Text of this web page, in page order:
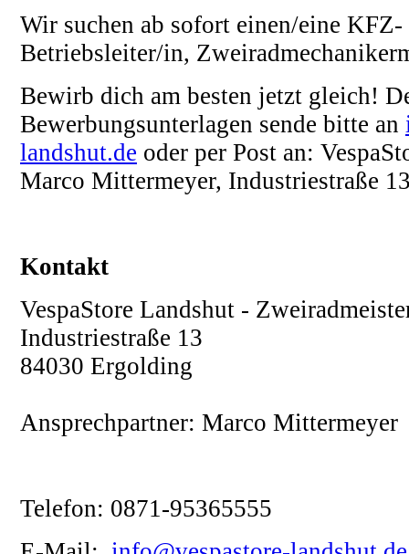
Wir suchen ab sofort einen/eine
Betriebsleiter/in,
Bewirb dich am besten jetzt gleich!
Bewerbungsunterlagen sende bitte an
landshut.de oder per Post an:
Marco Mittermeyer, Industriestraße
Kontakt
VespaStore Landshut -
Industriestraße 13
84030 Ergolding
Ansprechpartner: Marco Mittermeyer
Telefon: 0871-95365555